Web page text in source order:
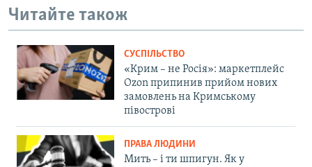
Читайте також
СУСПІЛЬСТВО
«Крим – не Росія»: маркетплейс
Ozon припинив прийом нових
замовлень на Кримському
півострові
ПРАВА ЛЮДИНИ
Мить – і ти шпигун. Як у